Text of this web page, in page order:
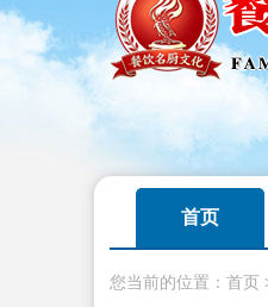
首页
您当前的位置： 首页